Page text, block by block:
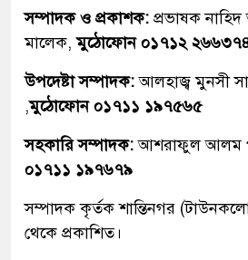
সম্পাদক ও প্রকাশক: প্রভাষক
মালেক,মুঠোফোন ০১৭১২
উপদেষ্টা সম্পাদক:আলহাজ্ব মুনসী
,মুঠোফোন ০১৭১১ ১৯৭৫৬৫
সহকারি সম্পাদক:আশরাফুল আলম
০১৭১১ ১৯৭৬৭৯
সম্পাদক কৃর্তক শান্তিনগর
থেকে প্রকাশিত।